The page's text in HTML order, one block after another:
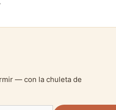
— con la chuleta de